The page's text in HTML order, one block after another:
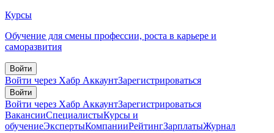
Курсы
Обучение для смены профессии, роста в карьере и
саморазвития
Войти
Войти через Хабр АккаунтЗарегистрироваться
Войти
Войти через Хабр АккаунтЗарегистрироваться
ВакансииСпециалистыКурсы и
обучениеЭкспертыКомпанииРейтингЗарплатыЖурнал